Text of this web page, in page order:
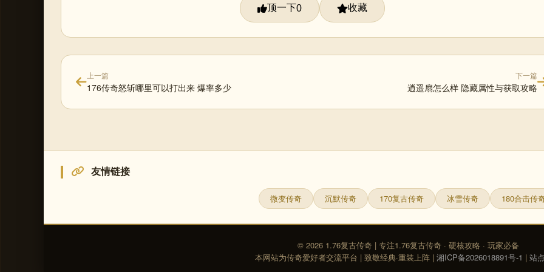
顶一下0 收藏
上一篇
176传奇怒斩哪里可以打出来 爆率多少
下一篇
逍遥扇怎么样 隐藏属性与获取攻略
友情链接
微变传奇 沉默传奇 170复古传奇 冰雪传奇 180合击传
© 2026 1.76复古传奇 | 专注1.76复古传奇 · 硬核攻略 · 玩家必备
本网站为传奇爱好者交流平台 | 致敬经典·重装上阵 | 湘ICP备2026018891号-1 | 站